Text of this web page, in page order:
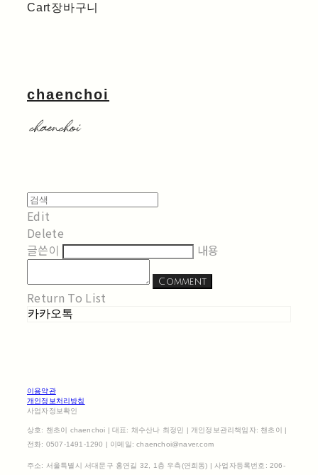
Cart장바구니
chaenchoi
Edit
Delete
글쓴이
내용
Comment
Return To List
카카오톡
이용약관
개인정보처리방침
사업자정보확인
상호: 챈초이 chaenchoi | 대표: 채수산나 최정민 | 개인정보관리책임자: 챈초이 |
전화: 0507-1491-1290 | 이메일: chaenchoi@naver.com
주소: 서울특별시 서대문구 홍연길 32, 1층 우측(연희동) | 사업자등록번호: 206-